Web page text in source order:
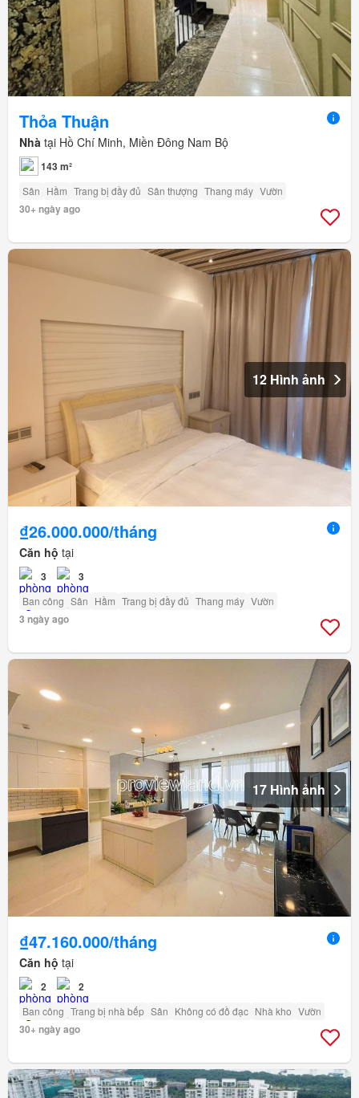
Thỏa Thuận
Nhà tại Hồ Chí Minh, Miền Đông Nam Bộ
143 m²
Sân Hầm Trang bị đầy đủ Sân thượng Thang máy Vườn
30+ ngày ago
12 Hình ảnh
₫26.000.000/tháng
Căn hộ tại
3 3
Ban công Sân Hầm Trang bị đầy đủ Thang máy Vườn
3 ngày ago
17 Hình ảnh
₫47.160.000/tháng
Căn hộ tại
2 2
Ban công Trang bị nhà bếp Sân Không có đồ đạc Nhà kho Vườn
30+ ngày ago